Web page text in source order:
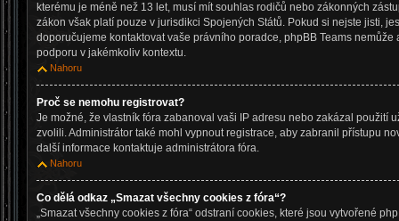
kterému je méně než 13 let, musí mít souhlas rodičů nebo zákonných
zákon však platí pouze v jurisdikci Spojených Států. Pokud si nejste jisti,
doporučujeme kontaktovat vaše právního poradce, phpBB Teams nemůže
podporu v jakémkoliv kontextu.
Nahoru
Proč se nemohu registrovat?
Je možné, že vlastník fóra zabanoval vaši IP adresu nebo zakázal použití
zvolili. Administrátor také mohl vypnout registrace, aby zabranil přístupu
další informace kontaktuje administrátora fóra.
Nahoru
Co dělá odkaz „Smazat všechny cookies z fóra“?
„Smazat všechny cookies z fóra“ odstraní cookies, které jsou vytvořené